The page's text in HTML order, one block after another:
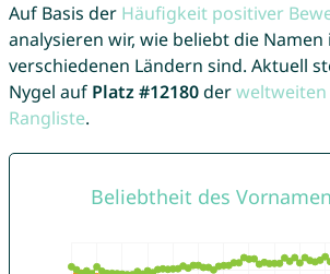
Auf Basis der Häufigkeit positiver
analysieren wir, wie beliebt die Namen
verschiedenen Ländern sind. Aktuell
Nygel auf Platz #12180derweltweiten
Rangliste.